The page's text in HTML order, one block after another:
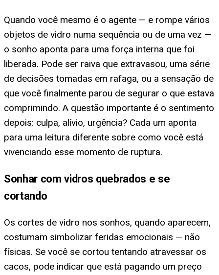
Quando você mesmo é o agente — e rompe vários
objetos de vidro numa sequência ou de uma vez —
o sonho aponta para uma força interna que foi
liberada. Pode ser raiva que extravasou, uma série
de decisões tomadas em rafaga, ou a sensação de
que você finalmente parou de segurar o que estava
comprimindo. A questão importante é o sentimento
depois: culpa, alívio, urgência? Cada um aponta
para uma leitura diferente sobre como você está
vivenciando esse momento de ruptura.
Sonhar com vidros quebrados e se
cortando
Os cortes de vidro nos sonhos, quando aparecem,
costumam simbolizar feridas emocionais — não
físicas. Se você se cortou tentando atravessar os
cacos, pode indicar que está pagando um preço